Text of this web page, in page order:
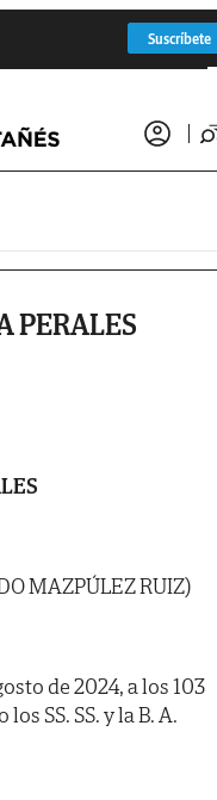
Suscríbete
PERALES
MAZPÚLEZ RUIZ)
de 2024, a los 103
SS. SS. y la B. A.